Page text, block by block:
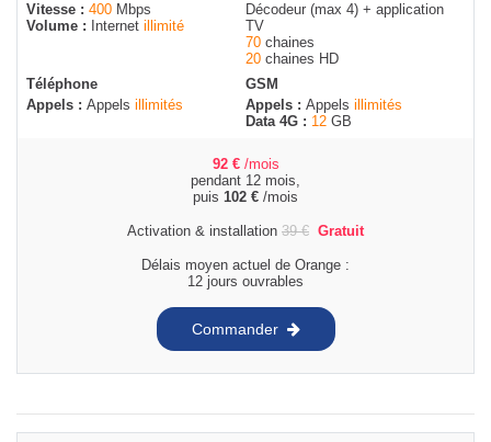
Vitesse : 400 Mbps
Volume :
Internet illimité
Décodeur (max 4) + application
TV
70 chaines
20 chaines HD
Téléphone
Appels : Appels illimités
GSM
Appels : Appels illimités
Data 4G : 12 GB
92 € /mois
pendant 12 mois,
puis 102 € /mois
Activation & installation 39€ Gratuit
Délais moyen actuel de Orange :
12 jours ouvrables
Commander